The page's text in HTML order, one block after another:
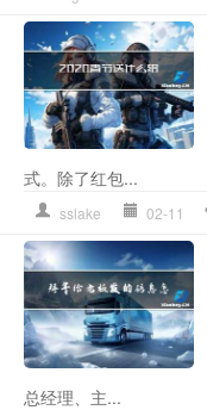
式。除了红包...
sslake 02-11
总经理、主...